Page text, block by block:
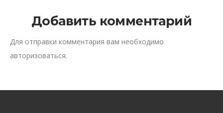
Добавить комментарий
Для отправки комментария вам необходимо
авторизоваться.